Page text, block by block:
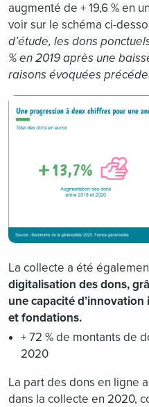
augmenté de + 19,6 % en
voir sur le schéma ci-
d’étude, les dons
% en 2019 après une
raisons évoquées
La collecte a été
digitalisation des dons,
une capacité
et fondations.
+ 72 % de montants de
2020
La part des dons en ligne
dans la collecte en 2020,